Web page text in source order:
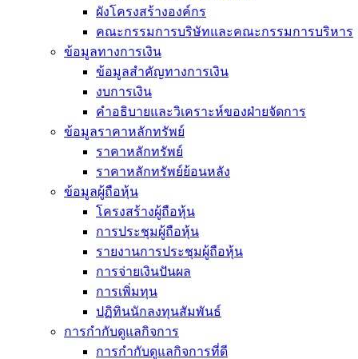
ผังโครงสร้างองค์กร
คณะกรรมการบริษัทและคณะกรรมการบริหาร
ข้อมูลทางการเงิน
ข้อมูลสำคัญทางการเงิน
งบการเงิน
คำอธิบายและวิเคราะห์ของฝ่ายจัดการ
ข้อมูลราคาหลักทรัพย์
ราคาหลักทรัพย์
ราคาหลักทรัพย์ย้อนหลัง
ข้อมูลผู้ถือหุ้น
โครงสร้างผู้ถือหุ้น
การประชุมผู้ถือหุ้น
รายงานการประชุมผู้ถือหุ้น
การจ่ายเงินปันผล
การเพิ่มทุน
ปฏิทินนักลงทุนสัมพันธ์
การกำกับดูแลกิจการ
การกำกับดูแลกิจการที่ดี